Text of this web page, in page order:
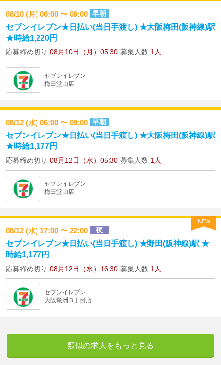
08/10 (月) 06:00 〜 09:00 早朝
セブンイレブン★日払い(当日手渡し) ★大阪梅田(阪神線)駅
★時給1,220円
応募締め切り 08月10日（月）05:30 募集人数 1人
セブンイレブン
梅田堂山店
08/12 (水) 06:00 〜 09:00 早朝
セブンイレブン★日払い(当日手渡し) ★大阪梅田(阪神線)駅
★時給1,177円
応募締め切り 08月12日（水）05:30 募集人数 1人
セブンイレブン
梅田堂山店
NEW
08/12 (水) 17:00 〜 22:00 夜
セブンイレブン★日払い(当日手渡し) ★野田(阪神線)駅 ★
時給1,177円
応募締め切り 08月12日（水）16:30 募集人数 1人
セブンイレブン
大阪鷺洲３丁目店
類似の求人をもっと見る